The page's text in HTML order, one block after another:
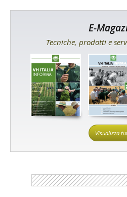
E-
Tecniche, prodotti e
Visualizza